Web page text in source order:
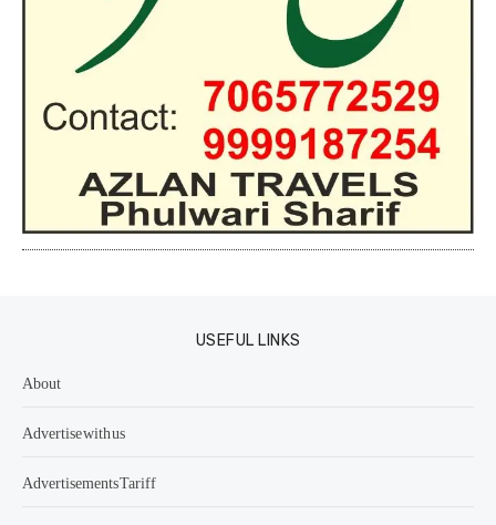
USEFUL LINKS
About
Advertise with us
Advertisements Tariff